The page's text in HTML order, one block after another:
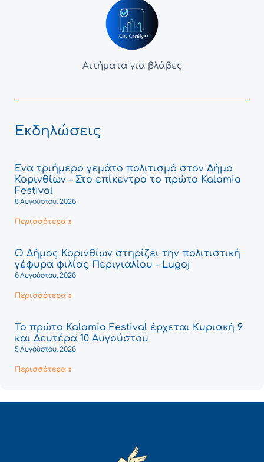
Αιτήματα για βλάβες
Εκδηλώσεις
Ένα τριήμερο γεμάτο πολιτισμό στον Δήμο
Κορινθίων – Στο επίκεντρο το πρώτο Kalamia
Festival
8 Αυγούστου, 2026
Περισσότερα »
Ο Δήμος Κορινθίων στηρίζει την πολιτιστική
γέφυρα φιλίας Περιγιαλίου - Lugoj
6 Αυγούστου, 2026
Περισσότερα »
Το πρώτο Kalamia Festival έρχεται Κυριακή 9
και Δευτέρα 10 Αυγούστου
5 Αυγούστου, 2026
Περισσότερα »